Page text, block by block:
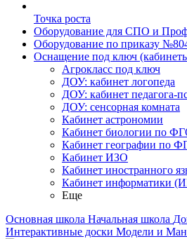
Точка роста
Оборудование для СПО и
Оборудование по приказу
Оснащение под ключ
Агрокласс под ключ
ДОУ: кабинет логопеда
ДОУ: кабинет педагога-
ДОУ: сенсорная комната
Кабинет астрономии
Кабинет биологии по
Кабинет географии по
Кабинет ИЗО
Кабинет иностранного
Кабинет информатики
Еще
Основная школа Начальная школа
Интерактивные доски Модели и